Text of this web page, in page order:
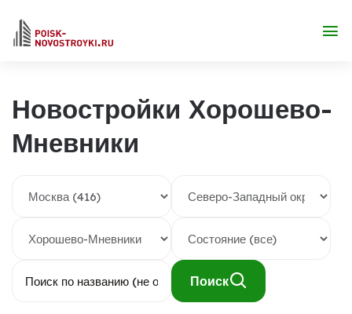
Новостройки Хорошево-
Мневники
Поиск